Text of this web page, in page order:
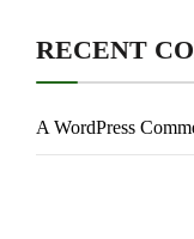
RECENT
A WordPress